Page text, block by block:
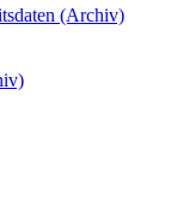
(Archiv)